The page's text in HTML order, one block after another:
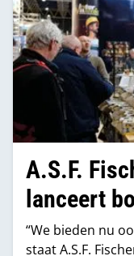
A.S.F.
lanceert
“We bieden nu
staat A.S.F.